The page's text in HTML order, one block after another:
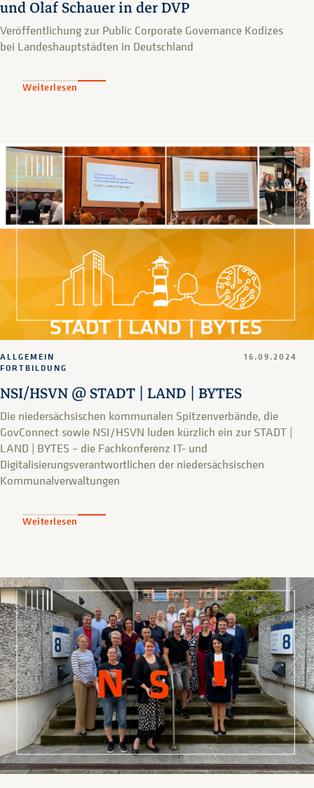
und Olaf Schauer in der DVP
Veröffentlichung zur Public Corporate Governance Kodizes
bei Landeshauptstädten in Deutschland
Weiterlesen
NSI/HSVN @ STADT | LAND | BYTES
ALLGEMEIN
FORTBILDUNG
16.09.2024
Die niedersächsischen kommunalen Spitzenverbände, die
GovConnect sowie NSI/HSVN luden kürzlich ein zur STADT |
LAND | BYTES – die Fachkonferenz IT- und
Digitalisierungsverantwortlichen der niedersächsischen
Kommunalverwaltungen
Weiterlesen